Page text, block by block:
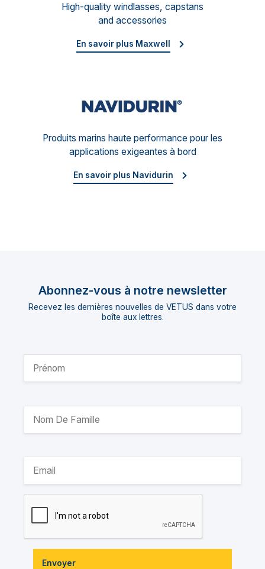
High-quality windlasses, capstans
and accessories
En savoir plus Maxwell
Produits marins haute performance pour les
applications exigeantes à bord
En savoir plus Navidurin
Abonnez-vous à notre newsletter
Recevez les dernières nouvelles de VETUS dans votre
boîte aux lettres.
Envoyer